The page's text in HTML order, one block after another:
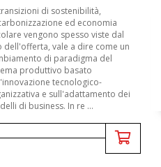
di sostenibilità,
ed economia
vengono spesso viste dal
dell'offerta, vale a dire come un
di paradigma del
produttivo ba­sato
tecnologico-
e sull'adattamento dei
di business. In re ...